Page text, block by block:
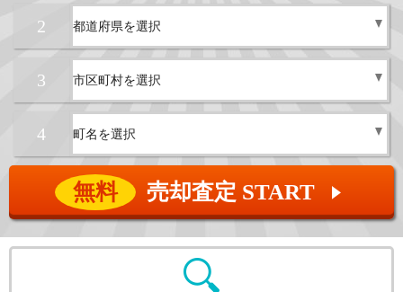
2
3
4
無料 売却査定 START ▲